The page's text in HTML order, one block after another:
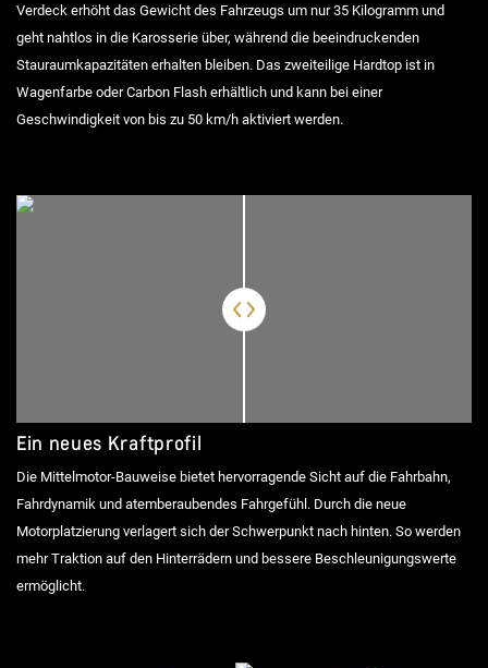
Verdeck erhöht das Gewicht des Fahrzeugs um nur 35 Kilogramm und
geht nahtlos in die Karosserie über, während die beeindruckenden
Stauraumkapazitäten erhalten bleiben. Das zweiteilige Hardtop ist in
Wagenfarbe oder Carbon Flash erhältlich und kann bei einer
Geschwindigkeit von bis zu 50 km/h aktiviert werden.
Ein neues Kraftprofil
Die Mittelmotor-Bauweise bietet hervorragende Sicht auf die Fahrbahn,
Fahrdynamik und atemberaubendes Fahrgefühl. Durch die neue
Motorplatzierung verlagert sich der Schwerpunkt nach hinten. So werden
mehr Traktion auf den Hinterrädern und bessere Beschleunigungswerte
ermöglicht.